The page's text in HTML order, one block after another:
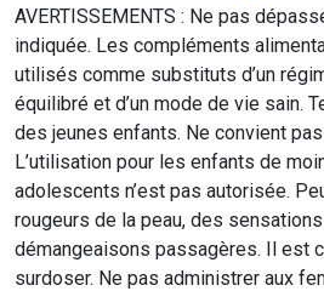
AVERTISSEMENTS : Ne pas
indiquée. Les compléments
utilisés comme substituts d’un
équilibré et d’un mode de vie sain.
des jeunes enfants. Ne convient
L’utilisation pour les enfants de
adolescents n’est pas autorisée.
rougeurs de la peau, des
démangeaisons passagères. Il est
surdoser. Ne pas administrer aux